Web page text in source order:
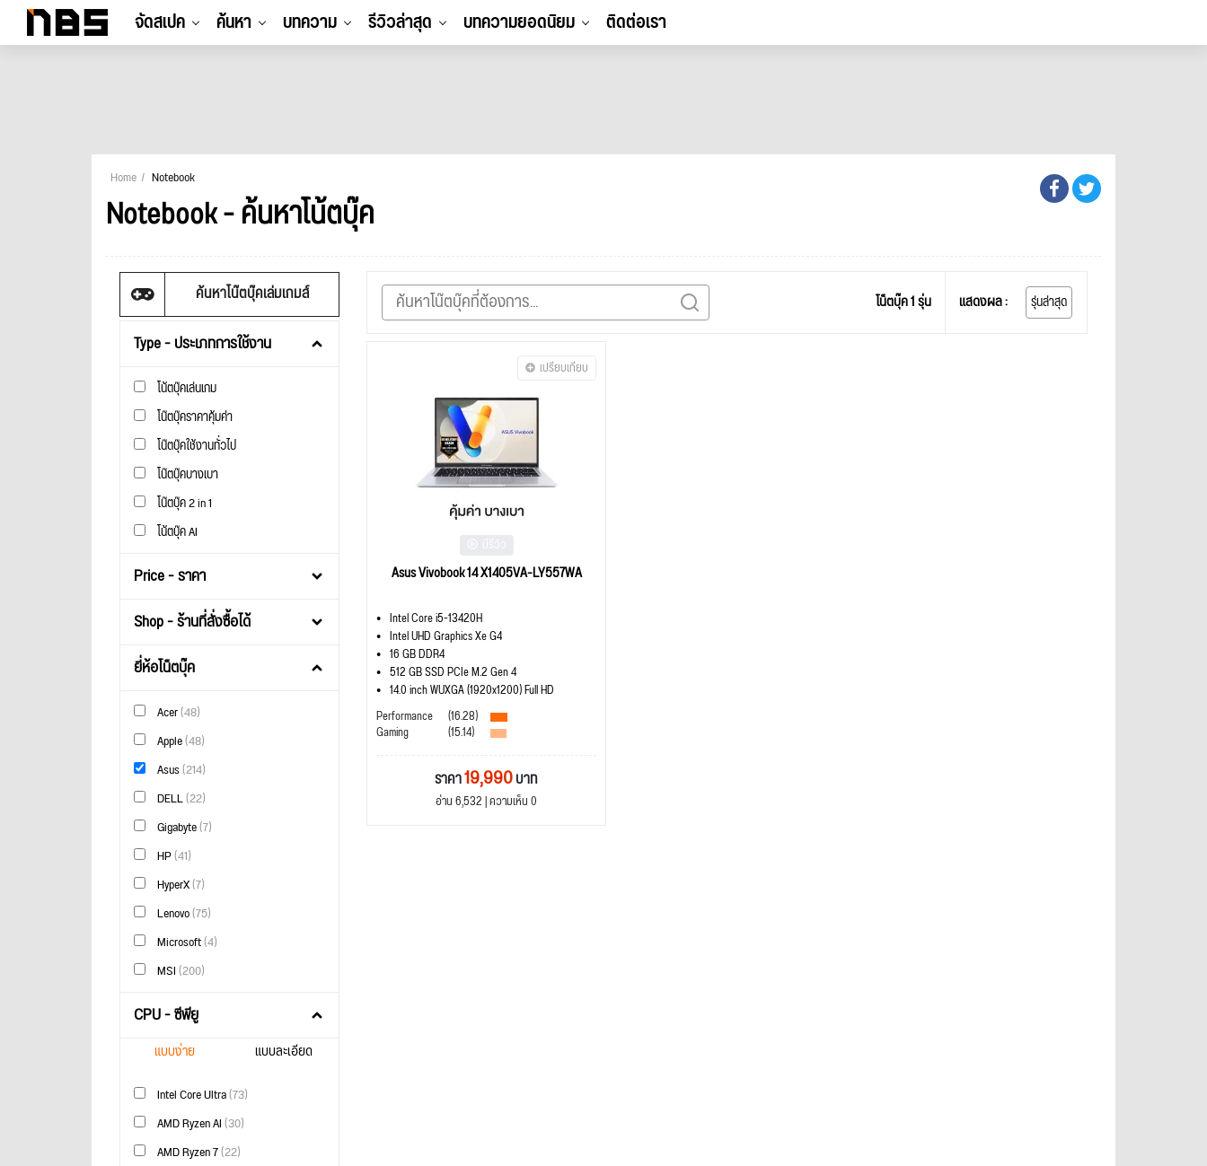
จัดสเปค ค้นหา บทความ รีวิวล่าสุด บทความยอดนิยม ติดต่อเรา
Home Notebook
Notebook - ค้นหาโน้ตบุ๊ค
ค้นหาโน๊ตบุ๊คเล่มเกมส์
Type - ประเภทการใช้งาน
โน้ตบุ๊คเล่นเกม
โน๊ตบุ๊คราคาคุ้มค่า
โน๊ตบุ๊คใช้งานทั่วไป
โน๊ตบุ๊คบางเบา
โน๊ตบุ๊ค 2 in 1
โน้ตบุ๊ค AI
Price - ราคา
Shop - ร้านที่สั่งซื้อได้
ยี่ห้อโน็ตบุ๊ค
Acer(48)
Apple(48)
Asus(214)
DELL(22)
Gigabyte(7)
HP(41)
HyperX(7)
Lenovo(75)
Microsoft(4)
MSI(200)
CPU - ซีพียู
แบบง่าย แบบละเอียด
Intel Core Ultra(73)
AMD Ryzen AI(30)
AMD Ryzen 7(22)
โน็ตบุ๊ค 1 รุ่น แสดงผล : รุ่นล่าสุด
เปรียบเทียบ
Asus Vivobook 14 X1405VA-LY557WA
Intel Core i5-13420H
Intel UHD Graphics Xe G4
16 GB DDR4
512 GB SSD PCIe M.2 Gen 4
14.0 inch WUXGA (1920x1200) Full HD
Performance
(16.28)
Gaming (15.14)
ราคา19,990บาท
อ่าน 6,532 | ความเห็น 0